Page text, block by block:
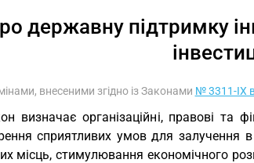
державну підтримку
внесеними згідно із Законами № 3311-IX
визначає організаційні, правові та
сприятливих умов для залучення в
місць, стимулювання економічного